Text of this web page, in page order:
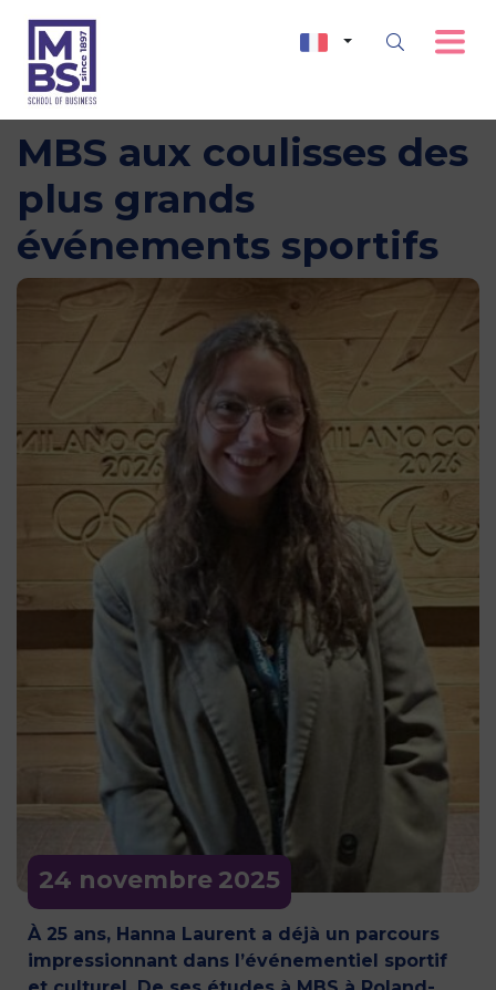
24 novembre2025
Hanna Laurent : de
MBS aux coulisses des
plus grands
événements sportifs
À 25 ans, Hanna Laurent a déjà un parcours
impressionnant dans l’événementiel sportif